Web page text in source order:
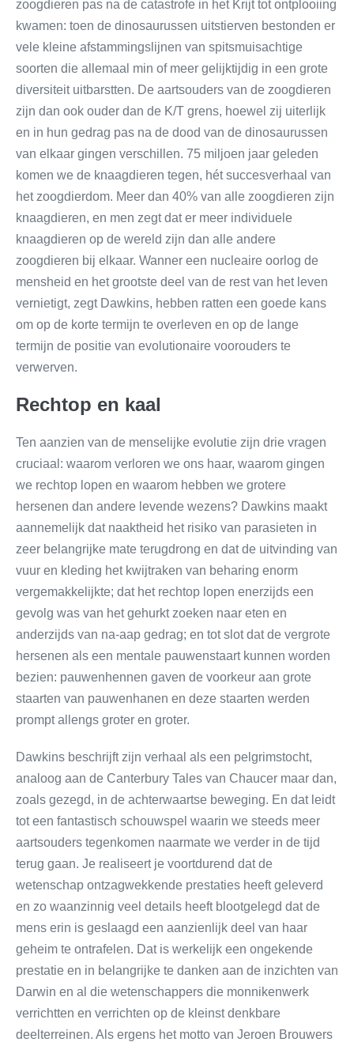
zoogdieren pas na de catastrofe in het Krijt tot ontplooiing
kwamen: toen de dinosaurussen uitstierven bestonden er
vele kleine afstammingslijnen van spitsmuisachtige
soorten die allemaal min of meer gelijktijdig in een grote
diversiteit uitbarstten. De aartsouders van de zoogdieren
zijn dan ook ouder dan de K/T grens, hoewel zij uiterlijk
en in hun gedrag pas na de dood van de dinosaurussen
van elkaar gingen verschillen. 75 miljoen jaar geleden
komen we de knaagdieren tegen, hét succesverhaal van
het zoogdierdom. Meer dan 40% van alle zoogdieren zijn
knaagdieren, en men zegt dat er meer individuele
knaagdieren op de wereld zijn dan alle andere
zoogdieren bij elkaar. Wanner een nucleaire oorlog de
mensheid en het grootste deel van de rest van het leven
vernietigt, zegt Dawkins, hebben ratten een goede kans
om op de korte termijn te overleven en op de lange
termijn de positie van evolutionaire voorouders te
verwerven.
Rechtop en kaal
Ten aanzien van de menselijke evolutie zijn drie vragen
cruciaal: waarom verloren we ons haar, waarom gingen
we rechtop lopen en waarom hebben we grotere
hersenen dan andere levende wezens? Dawkins maakt
aannemelijk dat naaktheid het risiko van parasieten in
zeer belangrijke mate terugdrong en dat de uitvinding van
vuur en kleding het kwijtraken van beharing enorm
vergemakkelijkte; dat het rechtop lopen enerzijds een
gevolg was van het gehurkt zoeken naar eten en
anderzijds van na-aap gedrag; en tot slot dat de vergrote
hersenen als een mentale pauwenstaart kunnen worden
bezien: pauwenhennen gaven de voorkeur aan grote
staarten van pauwenhanen en deze staarten werden
prompt allengs groter en groter.
Dawkins beschrijft zijn verhaal als een pelgrimstocht,
analoog aan de Canterbury Tales van Chaucer maar dan,
zoals gezegd, in de achterwaartse beweging. En dat leidt
tot een fantastisch schouwspel waarin we steeds meer
aartsouders tegenkomen naarmate we verder in de tijd
terug gaan. Je realiseert je voortdurend dat de
wetenschap ontzagwekkende prestaties heeft geleverd
en zo waanzinnig veel details heeft blootgelegd dat de
mens erin is geslaagd een aanzienlijk deel van haar
geheim te ontrafelen. Dat is werkelijk een ongekende
prestatie en in belangrijke te danken aan de inzichten van
Darwin en al die wetenschappers die monnikenwerk
verrichtten en verrichten op de kleinst denkbare
deelterreinen. Als ergens het motto van Jeroen Brouwers